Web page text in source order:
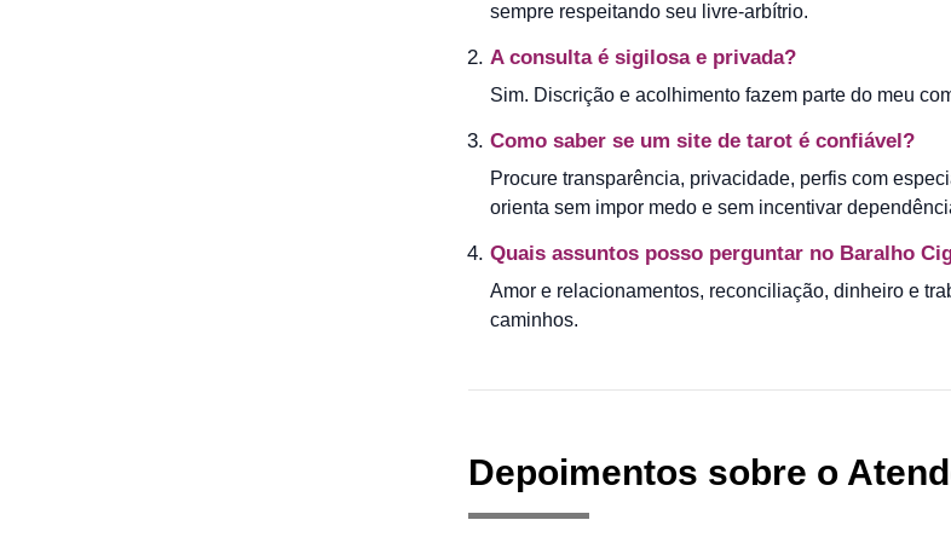
sempre respeitando seu livre-arbítrio.
A consulta é sigilosa e privada?
Sim. Discrição e acolhimento fazem parte do meu
Como saber se um site de tarot é confiável?
Procure transparência, privacidade, perfis com
orienta sem impor medo e sem incentivar
Quais assuntos posso perguntar no Baralho
Amor e relacionamentos, reconciliação, dinheiro e
caminhos.
Depoimentos sobre o